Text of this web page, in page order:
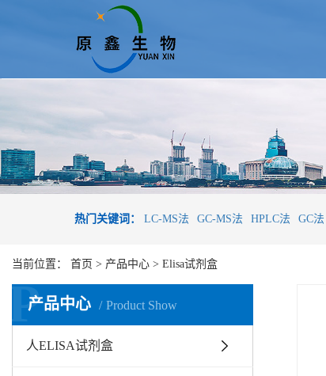
热门关键词： LC-MS法 GC-MS法 HPLC法 GC法
当前位置： 首页 > 产品中心 > Elisa试剂盒
产品中心 Product Show
P
人ELISA试剂盒